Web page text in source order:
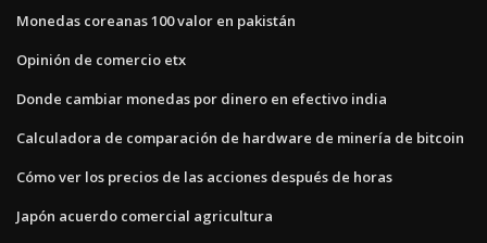
Monedas coreanas 100 valor en pakistán
Opinión de comercio etx
Donde cambiar monedas por dinero en efectivo india
Calculadora de comparación de hardware de minería de bitcoin
Cómo ver los precios de las acciones después de horas
Japón acuerdo comercial agricultura